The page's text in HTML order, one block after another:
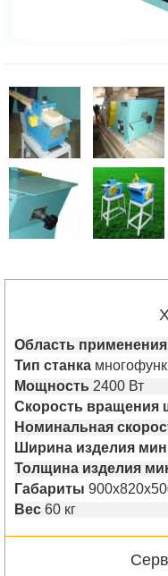
Область применения
Тип станка
Мощность 2400 Вт
Скорость вращения
Номинальная
Ширина изделия
Толщина изделия
Габариты
Вес 60 кг